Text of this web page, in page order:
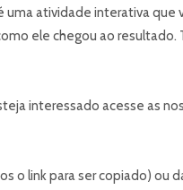
atividade interativa que
ele chegou ao
interessado acesse as
o link para ser copiado) ou